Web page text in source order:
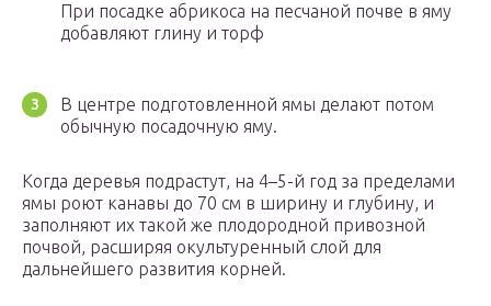
При посадке абрикоса на песчаной почве в яму
добавляют глину и торф
В центре подготовленной ямы делают потом
обычную посадочную яму.
Когда деревья подрастут, на 4–5-й год за пределами
ямы роют канавы до 70 см в ширину и глубину, и
заполняют их такой же плодородной привозной
почвой, расширяя окультуренный слой для
дальнейшего развития корней.